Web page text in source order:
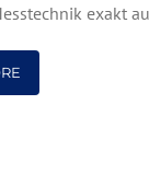
exakt